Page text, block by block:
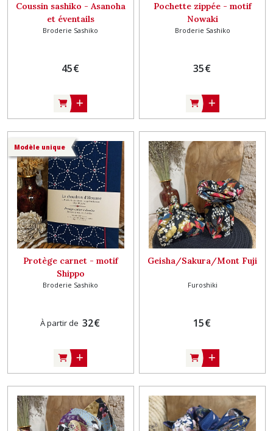
Coussin sashiko - Asanoha
et éventails
Broderie Sashiko
45€
Pochette zippée - motif
Nowaki
Broderie Sashiko
35€
Modèle unique
Protège carnet - motif
Shippo
Broderie Sashiko
À partir de 32€
Geisha/Sakura/Mont Fuji
Furoshiki
15€